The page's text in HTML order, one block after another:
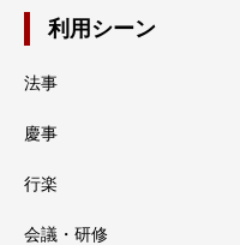
利用シーン
法事
慶事
行楽
会議・研修